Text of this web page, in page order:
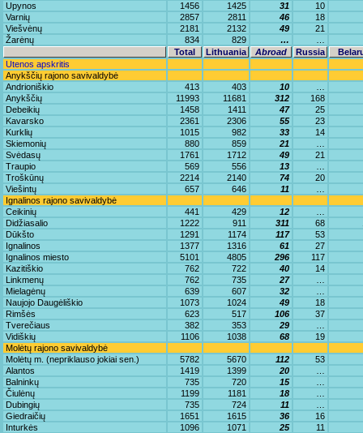
Upynos
1456 1425 31
10
Varnių
2857 2811 46
18
Viešvėnų
2181 2132 49
21
Žarėnų
834 829 …
Total
Lithuania Abroad Russia
Utenos apskritis
Anykščių rajono savivaldybė
Andrioniškio
413 403 10
Anykščių
11993 11681 312
168
Debeikių
1458 1411 47
25
Kavarsko
2361 2306 55
23
Kurklių
1015 982 33
14
Skiemonių
880 859 21
Svėdasų
1761 1712 49
21
Traupio
569 556 13
Troškūnų
2214 2140 74
20
Viešintų
657 646 11
Ignalinos rajono savivaldybė
Ceikinių
441 429 12
Didžiasalio
1222 911 311 68
Dūkšto
1291 1174 117
53
Ignalinos
1377 1316 61
27
Ignalinos miesto
5101 4805 296
117
Kazitiškio
762 722 40
14
Linkmenų
762 735 27
Mielagėnų
639 607 32
Naujojo Daugėliškio
1073 1024 49
18
Rimšės
623 517 106
37
Tverečiaus
382 353 29
Vidiškių
1106 1038 68
19
Molėtų rajono savivaldybė
Molėtų m. (nepriklauso jokiai sen.)
5782 5670 112
53
Alantos
1419 1399 20
Balninkų
735 720 15
Čiulėnų
1199 1181 18
Dubingių
735 724 11
Giedraičių
1651 1615 36
16
Inturkės
1096 1071 25
11